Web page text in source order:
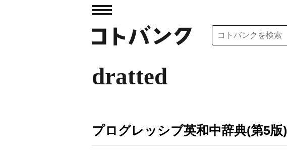
dratted
プログレッシブ英和中辞典(第5版)